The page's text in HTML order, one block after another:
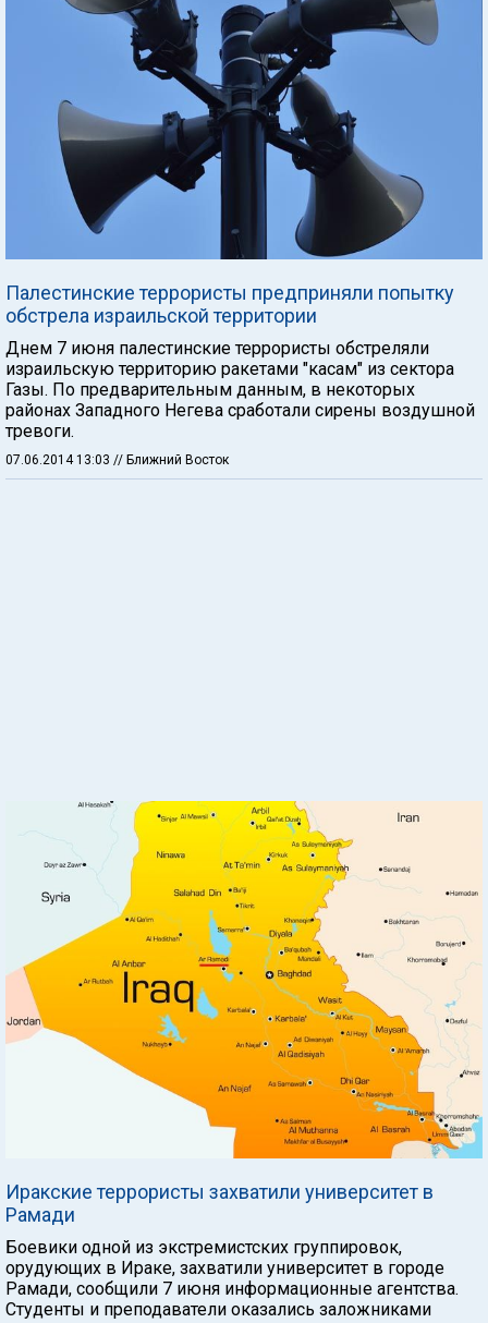
Палестинские террористы предприняли попытку
обстрела израильской территории
Днем 7 июня палестинские террористы обстреляли
израильскую территорию ракетами "касам" из сектора
Газы. По предварительным данным, в некоторых
районах Западного Негева сработали сирены воздушной
тревоги.
07.06.2014 13:03 // Ближний Восток
Иракские террористы захватили университет в
Рамади
Боевики одной из экстремистских группировок,
орудующих в Ираке, захватили университет в городе
Рамади, сообщили 7 июня информационные агентства.
Студенты и преподаватели оказались заложниками